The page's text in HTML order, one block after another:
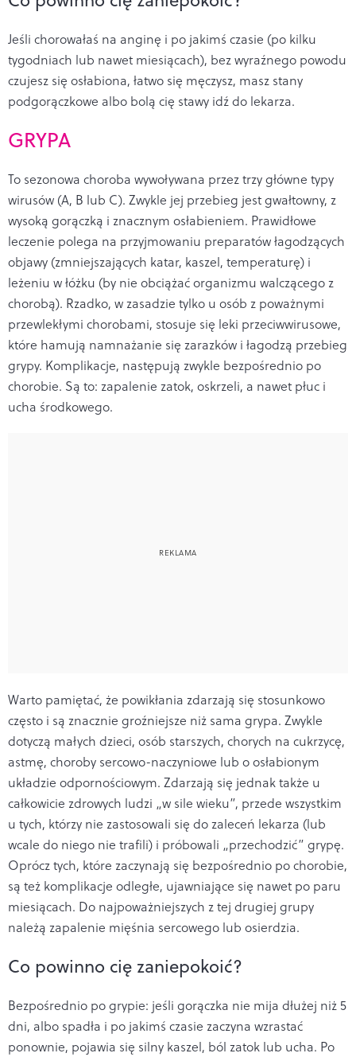
Jeśli chorowałaś na anginę i po jakimś czasie (po kilku
tygodniach lub nawet miesiącach), bez wyraźnego powodu
czujesz się osłabiona, łatwo się męczysz, masz stany
podgorączkowe albo bolą cię stawy idź do lekarza.
GRYPA
To sezonowa choroba wywoływana przez trzy główne typy
wirusów (A, B lub C). Zwykle jej przebieg jest gwałtowny, z
wysoką gorączką i znacznym osłabieniem. Prawidłowe
leczenie polega na przyjmowaniu preparatów łagodzących
objawy (zmniejszających katar, kaszel, temperaturę) i
leżeniu w łóżku (by nie obciążać organizmu walczącego z
chorobą). Rzadko, w zasadzie tylko u osób z poważnymi
przewlekłymi chorobami, stosuje się leki przeciwwirusowe,
które hamują namnażanie się zarazków i łagodzą przebieg
grypy. Komplikacje, następują zwykle bezpośrednio po
chorobie. Są to: zapalenie zatok, oskrzeli, a nawet płuc i
ucha środkowego.
Warto pamiętać, że powikłania zdarzają się stosunkowo
często i są znacznie groźniejsze niż sama grypa. Zwykle
dotyczą małych dzieci, osób starszych, chorych na cukrzycę,
astmę, choroby sercowo-naczyniowe lub o osłabionym
układzie odpornościowym. Zdarzają się jednak także u
całkowicie zdrowych ludzi „w sile wieku”, przede wszystkim
u tych, którzy nie zastosowali się do zaleceń lekarza (lub
wcale do niego nie trafili) i próbowali „przechodzić” grypę.
Oprócz tych, które zaczynają się bezpośrednio po chorobie,
są też komplikacje odległe, ujawniające się nawet po paru
miesiącach. Do najpoważniejszych z tej drugiej grupy
należą zapalenie mięśnia sercowego lub osierdzia.
Co powinno cię zaniepokoić?
Bezpośrednio po grypie: jeśli gorączka nie mija dłużej niż 5
dni, albo spadła i po jakimś czasie zaczyna wzrastać
ponownie, pojawia się silny kaszel, ból zatok lub ucha. Po